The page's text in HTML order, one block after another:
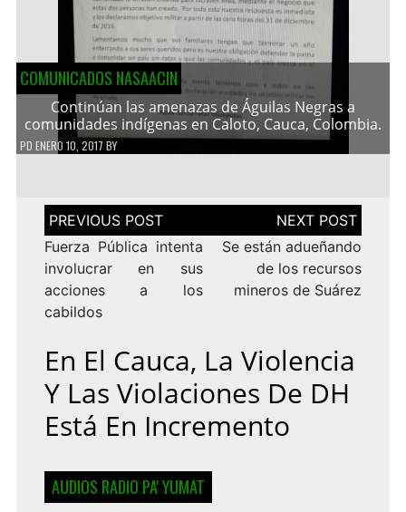
COMUNICADOS NASAACIN
Continúan las amenazas de Águilas Negras a
comunidades indígenas en Caloto, Cauca, Colombia.
PD ENERO 10, 2017 BY
Navegación
de
entradas
Fuerza Pública intenta
involucrar en sus
acciones a los
cabildos
Se están adueñando
de los recursos
mineros de Suárez
En El Cauca, La Violencia
Y Las Violaciones De DH
Está En Incremento
AUDIOS RADIO PA' YUMAT